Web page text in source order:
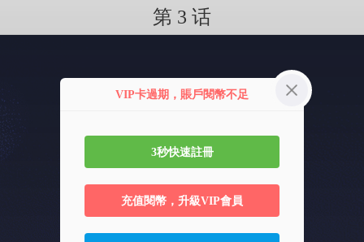
第 3 话
VIP卡過期，賬戶閱幣不足
3秒快速註冊
充值閱幣，升級VIP會員